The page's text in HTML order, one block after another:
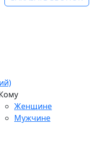
Женщине
Мужчине